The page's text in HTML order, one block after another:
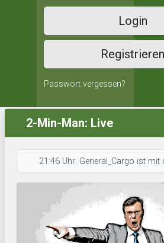
Login
Registrieren
Passwort vergessen?
2-Min-Man: Live
21:46 Uhr: General_Cargo ist mit